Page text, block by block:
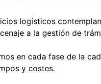
logísticos
a la gestión de
en cada fase de la
y costes.